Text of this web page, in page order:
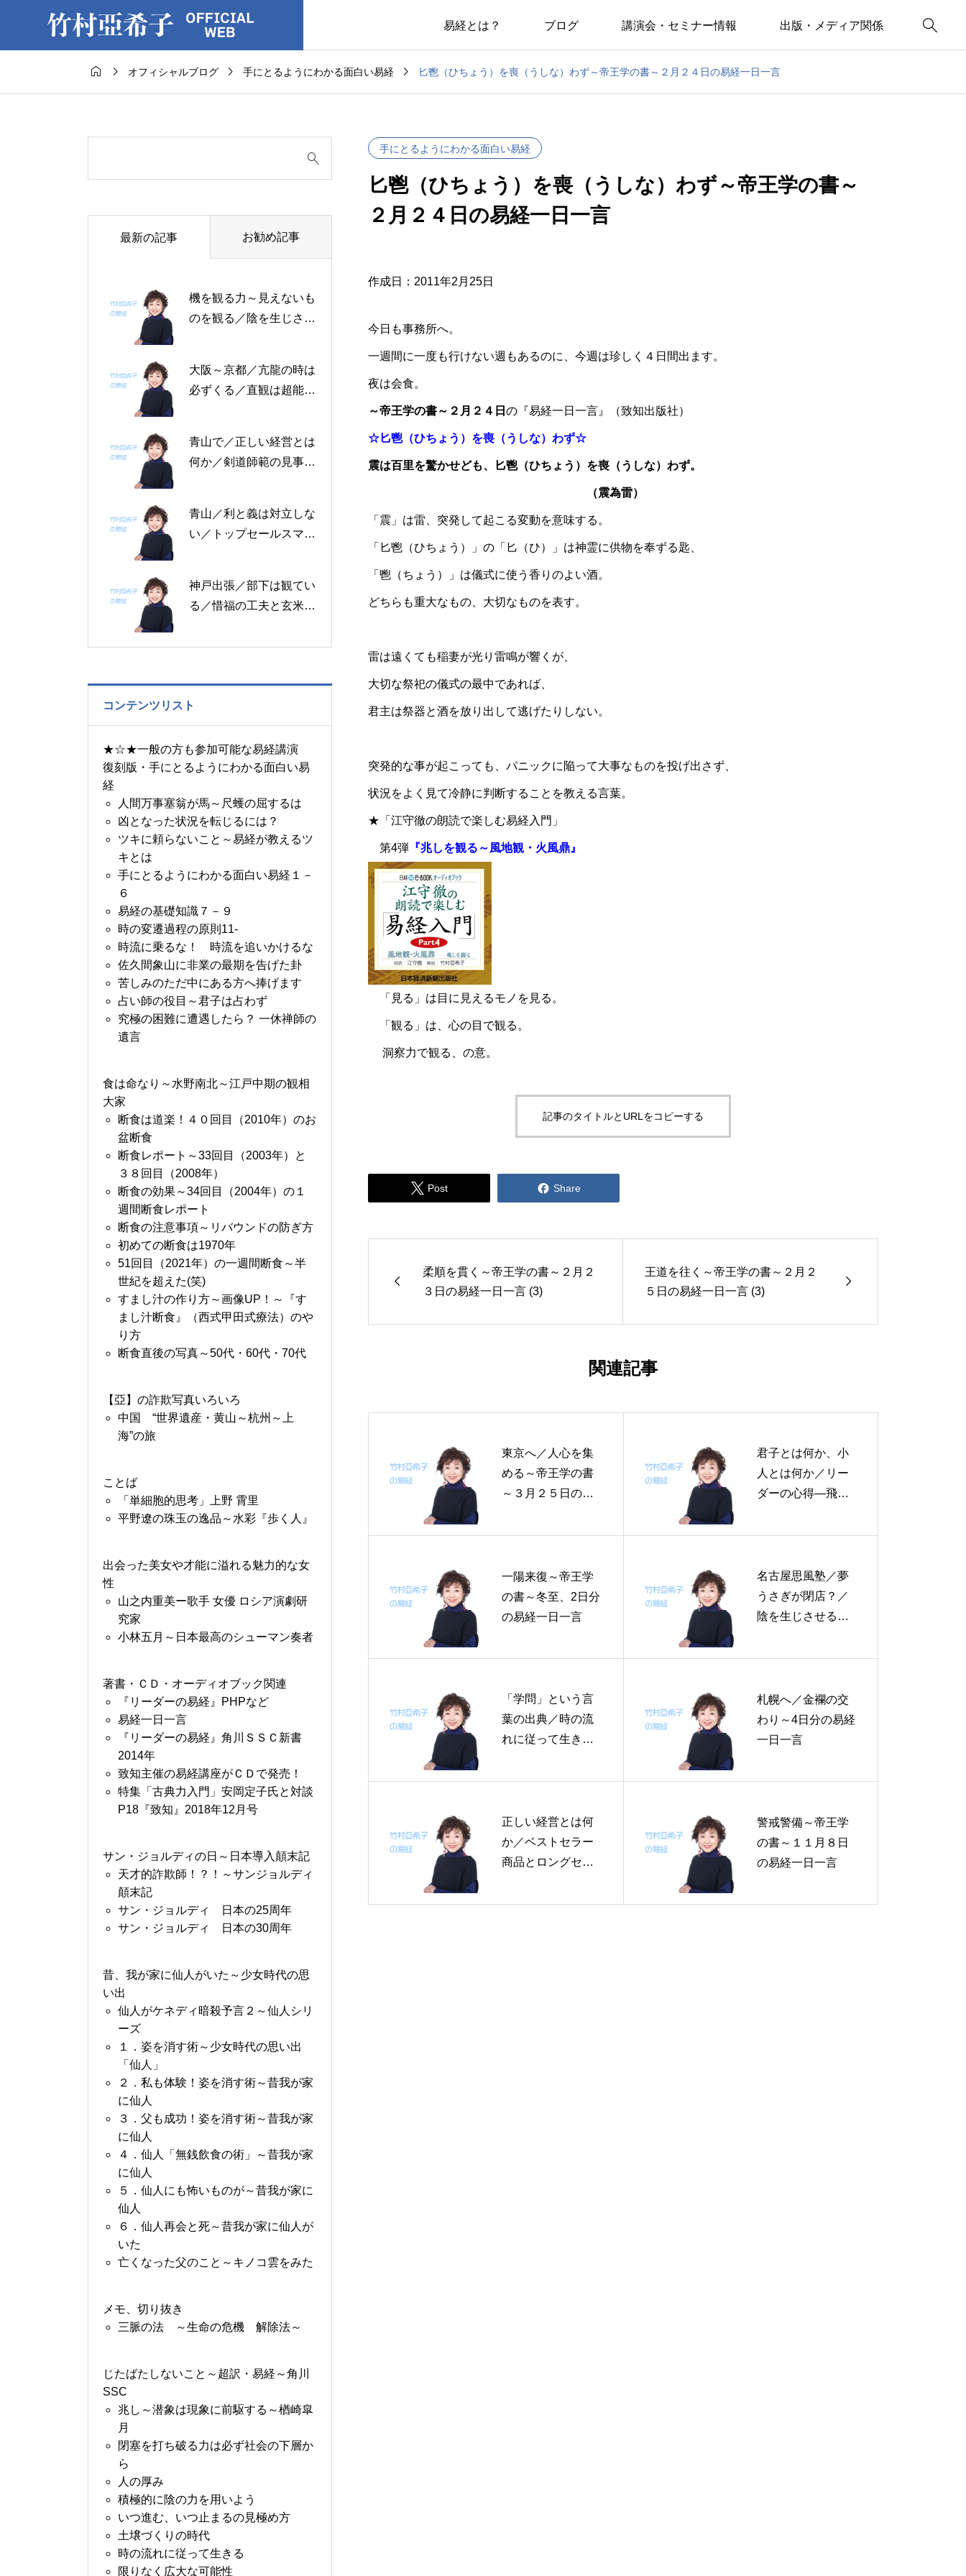
易経とは？ ブログ 講演会・セミナー情報 出版・メディア関係 
  オフィシャルブログ  手にとるようにわかる面白い易経  匕鬯（ひちょう）を喪（うしな）わず～帝王学の書～２月２４日の易経一日一言
手にとるようにわかる面白い易経
匕鬯（ひちょう）を喪（うしな）わず～帝王学の書～
２月２４日の易経一日一言
作成日：2011年2月25日
今日も事務所へ。
一週間に一度も行けない週もあるのに、今週は珍しく４日間出ます。
夜は会食。
～帝王学の書～２月２４日 の『易経一日一言』（致知出版社）
☆匕鬯（ひちょう）を喪（うしな）わず☆
震は百里を驚かせども、匕鬯（ひちょう）を喪（うしな）わず。
（震為雷）
「震」は雷、突発して起こる変動を意味する。
「匕鬯（ひちょう）」の「匕（ひ）」は神霊に供物を奉ずる匙、
「鬯（ちょう）」は儀式に使う香りのよい酒。
どちらも重大なもの、大切なものを表す。
雷は遠くても稲妻が光り雷鳴が響くが、
大切な祭祀の儀式の最中であれば、
君主は祭器と酒を放り出して逃げたりしない。
突発的な事が起こっても、パニックに陥って大事なものを投げ出さず、
状況をよく見て冷静に判断することを教える言葉。
★「江守徹の朗読で楽しむ易経入門」
第4弾 『兆しを観る～風地観・火風鼎』
「見る」は目に見えるモノを見る。
「観る」は、心の目で観る。
洞察力で観る、の意。
記事のタイトルとURLをコピーする
 Post  Share

柔順を貫く～帝王学の書～２月２
３日の易経一日一言 (3)
王道を往く～帝王学の書～２月２
５日の易経一日一言 (3)

関連記事
東京へ／人心を集
める～帝王学の書
～３月２５日の易
君子とは何か、小
人とは何か／リー
ダーの心得―飛龍
の書～８月１２日
一陽来復～帝王学
の書～冬至、2日分
の易経一日一言
名古屋思風塾／夢
うさぎが閉店？／
陰を生じさせる／
の型を身に付ける
帝王学の書～２日
分の易経一日一言
「学問」という言
葉の出典／時の流
れに従って生きる
う～帝王学の書～
日一言
札幌へ／金襴の交
わり～4日分の易経
一日一言
正しい経営とは何
か／ベストセラー
商品とロングセラ
しくす ～帝王学の
警戒警備～帝王学
の書～１１月８日
の易経一日一言
最新の記事 お勧め記事
機を観る力～見えないも
のを観る／陰を生じさせ
月4日～2月8日の5日分
の易経一日一言
大阪～京都／亢龍の時は
必ずくる／直観は超能力
月3日の5日分の易経一日
一言
青山で／正しい経営とは
何か／剣道師範の見事な
日の5日分の易経一日一
言
青山／利と義は対立しな
い／トップセールスマン
の書～1月19日～24日の
6日分の易経一日一言
神戸出張／部下は観てい
る／惜福の工夫と玄米食
の書～1月14日～18日の
コンテンツリスト
★☆★一般の方も参加可能な易経講演
復刻版・手にとるようにわかる面白い易
経
人間万事塞翁が馬～尺蠖の屈するは
凶となった状況を転じるには？
ツキに頼らないこと～易経が教えるツ
キとは
手にとるようにわかる面白い易経１－
６
易経の基礎知識７－９
時の変遷過程の原則11-
時流に乗るな！ 時流を追いかけるな
佐久間象山に非業の最期を告げた卦
苦しみのただ中にある方へ捧げます
占い師の役目～君子は占わず
究極の困難に遭遇したら？ 一休禅師の
遺言
食は命なり～水野南北～江戸中期の観相
大家
断食は道楽！４０回目（2010年）のお
盆断食
断食レポート～33回目（2003年）と
３８回目（2008年）
断食の効果～34回目（2004年）の１
週間断食レポート
断食の注意事項～リバウンドの防ぎ方
初めての断食は1970年
51回目（2021年）の一週間断食～半
世紀を超えた(笑)
すまし汁の作り方～画像UP！～『す
まし汁断食』（西式甲田式療法）のや
り方
断食直後の写真～50代・60代・70代
【亞】の詐欺写真いろいろ
中国 “世界遺産・黄山～杭州～上
海”の旅
ことば
「単細胞的思考」上野 霄里
平野遼の珠玉の逸品～水彩『歩く人』
出会った美女や才能に溢れる魅力的な女
性
山之内重美ー歌手 女優 ロシア演劇研
究家
小林五月～日本最高のシューマン奏者
著書・ＣＤ・オーディオブック関連
『リーダーの易経』PHPなど
易経一日一言
『リーダーの易経』角川ＳＳＣ新書
2014年
致知主催の易経講座がＣＤで発売！
特集「古典力入門」安岡定子氏と対談
P18『致知』2018年12月号
サン・ジョルディの日～日本導入顛末記
天才的詐欺師！？！～サンジョルディ
顛末記
サン・ジョルディ 日本の25周年
サン・ジョルディ 日本の30周年
昔、我が家に仙人がいた～少女時代の思
い出
仙人がケネディ暗殺予言２～仙人シリ
ーズ
１．姿を消す術～少女時代の思い出
「仙人」
２．私も体験！姿を消す術～昔我が家
に仙人
３．父も成功！姿を消す術～昔我が家
に仙人
４．仙人「無銭飲食の術」～昔我が家
に仙人
５．仙人にも怖いものが～昔我が家に
仙人
６．仙人再会と死～昔我が家に仙人が
いた
亡くなった父のこと～キノコ雲をみた
メモ、切り抜き
三脈の法 ～生命の危機 解除法～
じたばたしないこと～超訳・易経～角川
SSC
兆し～潜象は現象に前駆する～楢崎皐
月
閉塞を打ち破る力は必ず社会の下層か
ら
人の厚み
積極的に陰の力を用いよう
いつ進む、いつ止まるの見極め方
土壌づくりの時代
時の流れに従って生きる
限りなく広大な可能性